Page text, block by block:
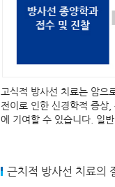
고식적 방사선 치료는 암으
전이로 인한 신경학적 증상
에 기여할 수 있습니다. 일
근치적 방사선 치료의